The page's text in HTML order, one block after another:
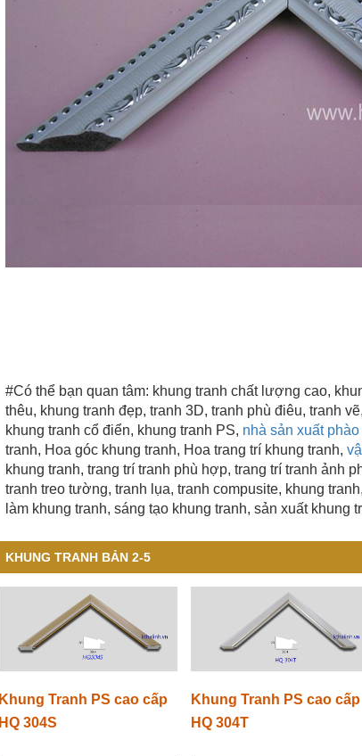
#Có thể bạn quan tâm: khung tranh chất lượng cao,
thêu, khung tranh đẹp, tranh 3D, tranh phù điêu, tranh
khung tranh cổ điển, khung tranh PS, nhà sản xuất phào
tranh, Hoa góc khung tranh, Hoa trang trí khung tranh,
khung tranh, trang trí tranh phù hợp, trang trí tranh ảnh
tranh treo tường, tranh lụa, tranh compusite, khung
làm khung tranh, sáng tạo khung tranh, sản xuất khung
KHUNG TRANH BẢN 2-5
Khung Tranh PS cao cấp
HQ 304S
Khung Tranh PS cao cấp
HQ 304T